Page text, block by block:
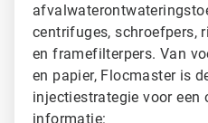
centrifuges, schroefpers,
en framefilterpers. Van
en papier, Flocmaster is
injectiestrategie voor een
informatie: